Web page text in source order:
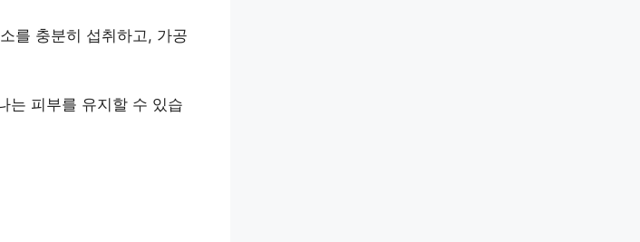
를 충분히 섭취하고, 가공
는 피부를 유지할 수 있습